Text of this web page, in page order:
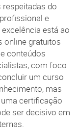
respeitadas do
e
está ao
online gratuitos
conteúdos
com foco
um curso
mas
certificação
ser decisivo em